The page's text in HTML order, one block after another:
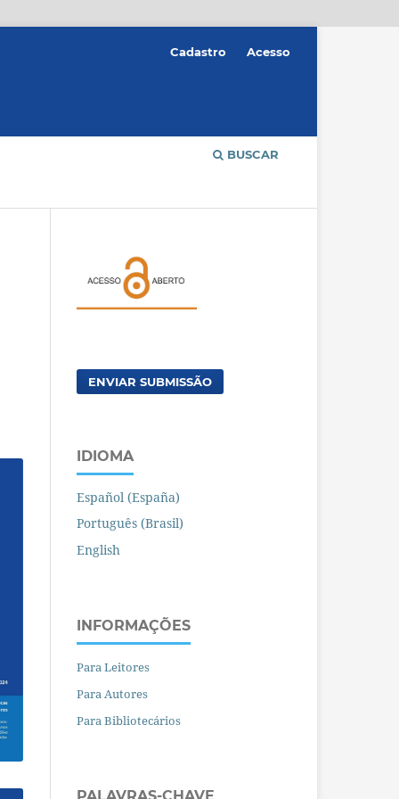
BUSCAR
Cadastro Acesso
ENVIAR SUBMISSÃO
IDIOMA
Español (España)
Português (Brasil)
English
INFORMAÇÕES
Para Leitores
Para Autores
Para Bibliotecários